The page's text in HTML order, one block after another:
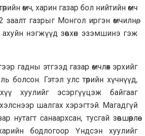
өмч, харин газар бол нийтийн өмч
заалт газрыг Монгол иргэн өмчилнө,
нэгжүүд зөвхөн эзэмшинэ гэж
гадны этгээд газар өмчлөх эрхийг
болсон. Гэтэл улс төрийн хүчнүүд,
хуулийг эсэргүүцэж байгааг
шалгах хэрэгтэй. Магадгүй
санаархсан, тусгай зөвшөөрлөө
бодлогоор Үндсэн хуулийг